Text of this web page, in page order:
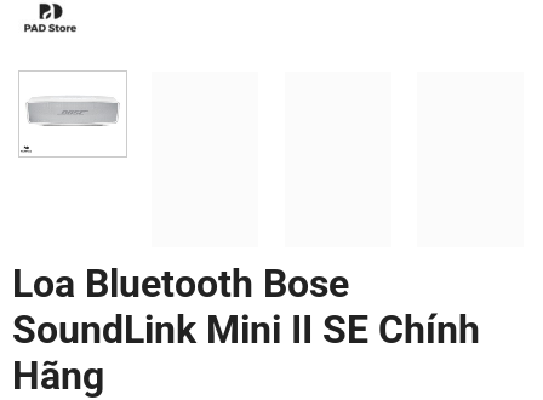
Loa Bluetooth Bose
SoundLink Mini II SE Chính
Hãng